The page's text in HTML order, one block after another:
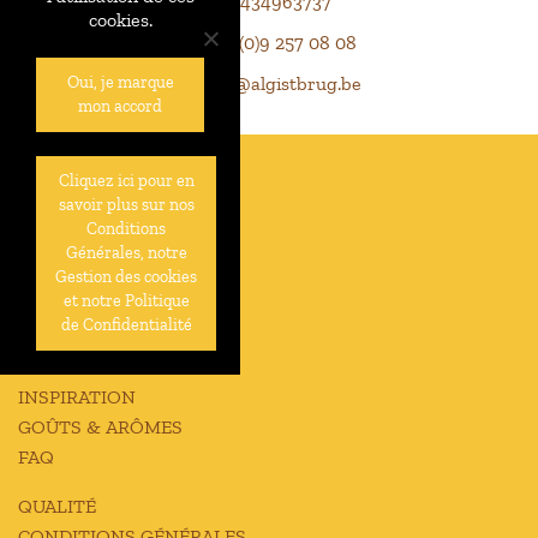
+32 (0)9 257 08 08
info@algistbrug.be
À PROPOS DE NOUS
HISTOIRE
PRODUCTION
JOBS
CONTACT
NOUVELLES
INSPIRATION
GOÛTS & ARÔMES
FAQ
QUALITÉ
cookies.
Oui, je marque
mon accord
Cliquez ici pour en
savoir plus sur nos
Conditions
Générales, notre
Gestion des cookies
et notre Politique
de Confidentialité